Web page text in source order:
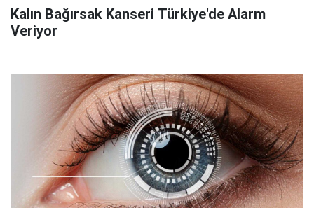
Kalın Bağırsak Kanseri Türkiye'de Alarm
Veriyor